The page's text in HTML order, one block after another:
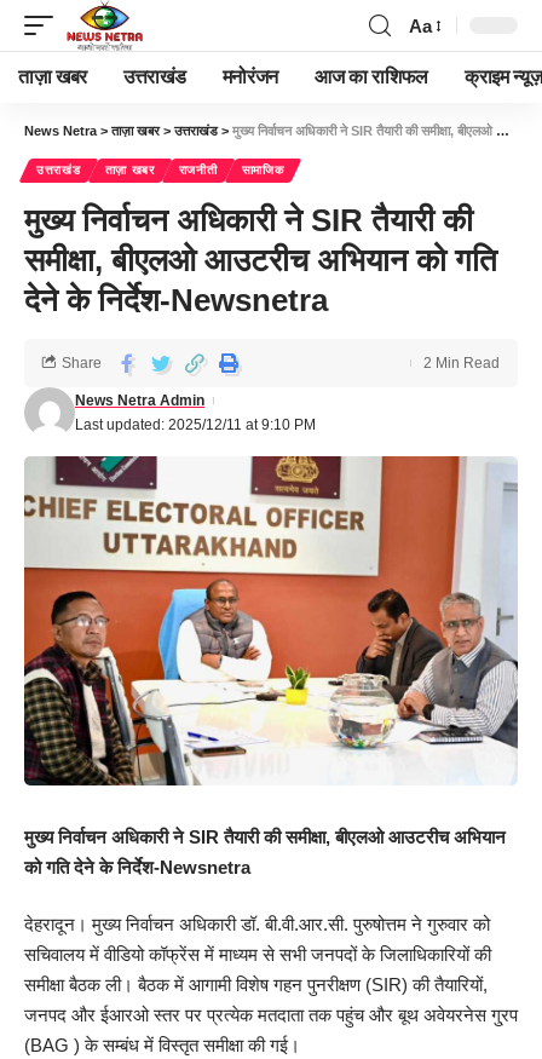
Aa
ताज़ा खबर उत्तराखंड मनोरंजन आज का राशिफल क्राइम न्यूज़
News Netra >ताज़ा खबर>उत्तराखंड> मुख्य निर्वाचन अधिकारी ने SIR तैयारी की समीक्षा, बीएलओ आउटरीच अभियान को गति देने के निर्देश-Newsnetra
उत्तराखंड ताज़ा खबर राजनीती सामाजिक
मुख्य निर्वाचन अधिकारी ने SIR तैयारी की
समीक्षा, बीएलओ आउटरीच अभियान को गति
देने के निर्देश-Newsnetra
Last updated: 2025/12/11 at 9:10 PM
News Netra Admin
Share 2 Min Read
मुख्य निर्वाचन अधिकारी ने SIR तैयारी की समीक्षा, बीएलओ आउटरीच अभियान
को गति देने के निर्देश-Newsnetra
देहरादून। मुख्य निर्वाचन अधिकारी डॉ. बी.वी.आर.सी. पुरुषोत्तम ने गुरुवार को
सचिवालय में वीडियो कॉफ्रेंस में माध्यम से सभी जनपदों के जिलाधिकारियों की
समीक्षा बैठक ली। बैठक में आगामी विशेष गहन पुनरीक्षण (SIR) की तैयारियों,
जनपद और ईआरओ स्तर पर प्रत्येक मतदाता तक पहुंच और बूथ अवेयरनेस गु्रप
(BAG ) के सम्बंध में विस्तृत समीक्षा की गई।